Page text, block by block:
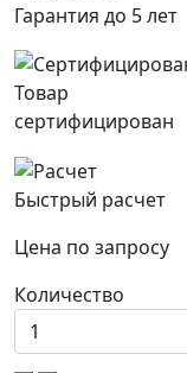
Гарантия до 5 лет
Товар
сертифицирован
Быстрый расчет
Цена по запросу
Количество